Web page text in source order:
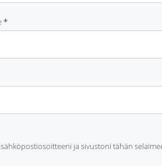
*
ja sivustoni tähän